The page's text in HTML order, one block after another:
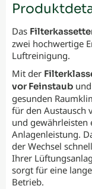
Das
zwei hochwertige
Luftreinigung.
Mit der
vor Feinstaub
gesunden
für den Austausch
und gewährleisten
Anlagenleistung.
der Wechsel
Ihrer
sorgt für eine
Betrieb.